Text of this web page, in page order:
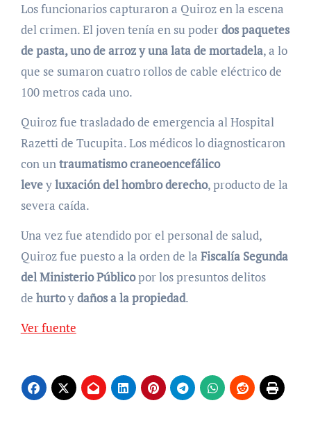
Los funcionarios capturaron a Quiroz en la escena
del crimen. El joven tenía en su poderdos paquetes
de pasta, uno de arroz y una lata de mortadela, a lo
que se sumaron cuatro rollos de cable eléctrico de
100 metros cada uno.
Quiroz fue trasladado de emergencia al Hospital
Razetti de Tucupita. Los médicos lo diagnosticaron
con untraumatismo craneoencefálico
leveyluxación del hombro derecho, producto de la
severa caída.
Una vez fue atendido por el personal de salud,
Quiroz fue puesto a la orden de la Fiscalía Segunda
del Ministerio Públicopor los presuntos delitos
de hurtoydaños a la propiedad.
Ver fuente